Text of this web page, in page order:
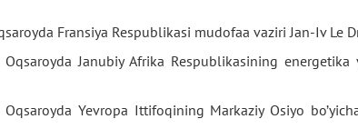
Fransiya Respublikasi mudofaa vaziri Jan-Iv Le
Janubiy Afrika Respublikasining
Yevropa Ittifoqining Markaziy Osiyo